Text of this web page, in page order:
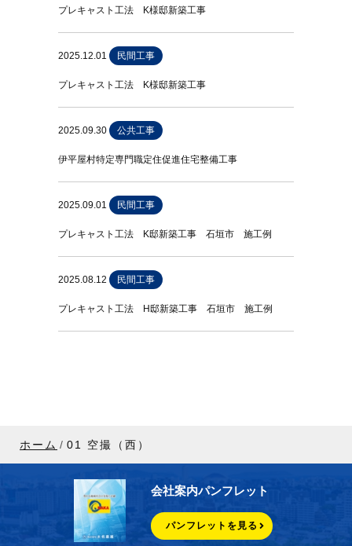
プレキャスト工法 K様邸新築工事
2025.12.01 民間工事
プレキャスト工法 K様邸新築工事
2025.09.30 公共工事
伊平屋村特定専門職定住促進住宅整備工事
2025.09.01 民間工事
プレキャスト工法 K邸新築工事 石垣市 施工例
2025.08.12 民間工事
プレキャスト工法 H邸新築工事 石垣市 施工例
ホーム 01 空撮（西）
会社案内パンフレット
パンフレットを見る